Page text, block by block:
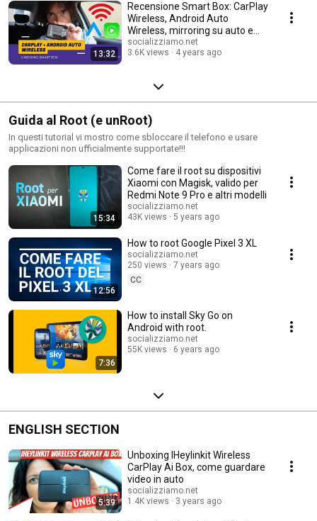
13:32
Recensione Smart Box: CarPlay
Wireless, Android Auto
Wireless, mirroring su auto e
multimedia box
socializziamo.net
3.6K views
4 years ago
Guida al Root (e unRoot)
In questi tutorial vi mostro come sbloccare il telefono e usare
applicazioni non ufficialmente supportate!!!
15:34
Come fare il root su dispositivi
Xiaomi con Magisk, valido per
Redmi Note 9 Pro e altri modelli
socializziamo.net
43K views
5 years ago
12:56
How to root Google Pixel 3 XL
socializziamo.net
250 views
7 years ago
CC
7:36
How to install Sky Go on
Android with root.
socializziamo.net
55K views
6 years ago
ENGLISH SECTION
5:39
Unboxing IHeylinkit Wireless
CarPlay Ai Box, come guardare
video in auto
socializziamo.net
1.4K views
3 years ago